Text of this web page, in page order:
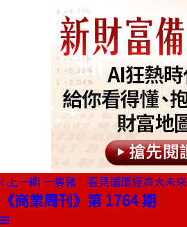
上一期 一隻豬 看見循環經濟大未來
《商業周刊》第 1764 期